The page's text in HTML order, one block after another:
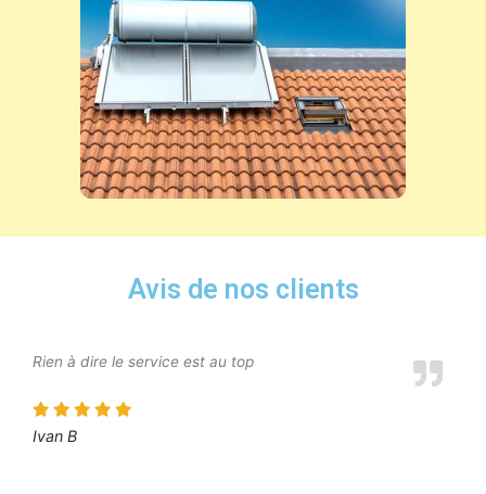
Avis de nos clients
Rien à dire le service est au top
Ivan B